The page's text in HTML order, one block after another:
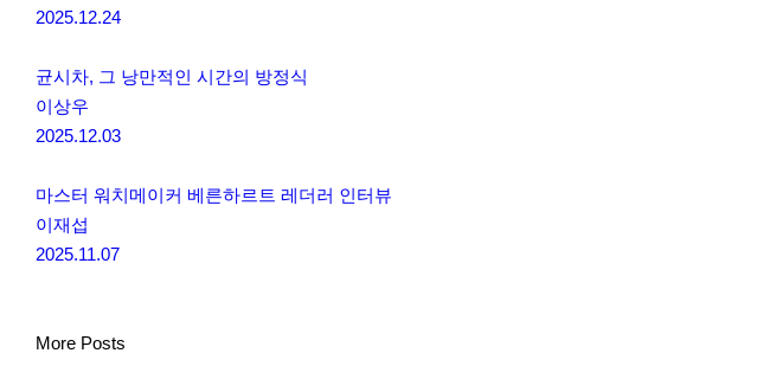
2025.12.24
균시차, 그 낭만적인 시간의 방정식
이상우
2025.12.03
마스터 워치메이커 베른하르트 레더러 인터뷰
이재섭
2025.11.07
More Posts